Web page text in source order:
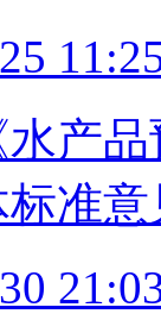
产
准